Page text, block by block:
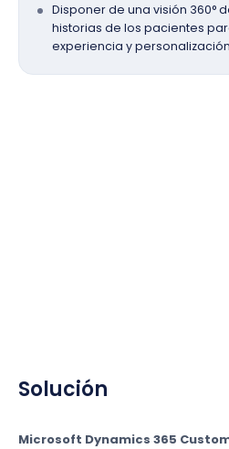
Disponer de una visión 360°
historias de los pacientes
experiencia y personalización
Solución
Microsoft Dynamics 365